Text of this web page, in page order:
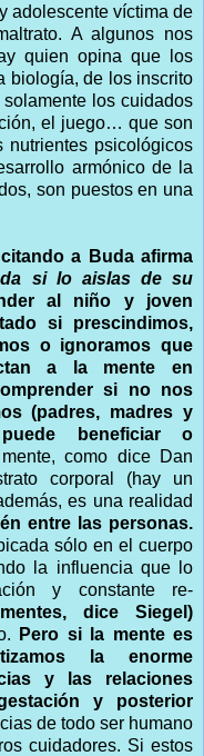
adolescente víctima de
A algunos nos
quien opina que los
biología, de los inscrito
los cuidados
el juego… que son
psicológicos
armónico de la
son puestos en una
a Buda afirma
si lo aislas de su
al niño y joven
si prescindimos,
o ignoramos que
a la mente en
si no nos
(padres, madres y
beneficiar o
como dice Dan
corporal (hay un
es una realidad
entre las personas.
sólo en el cuerpo
la influencia que lo
y constante re-
dice Siegel)
Pero si la mente es
la enorme
y las relaciones
y posterior
de todo ser humano
cuidadores. Si estos